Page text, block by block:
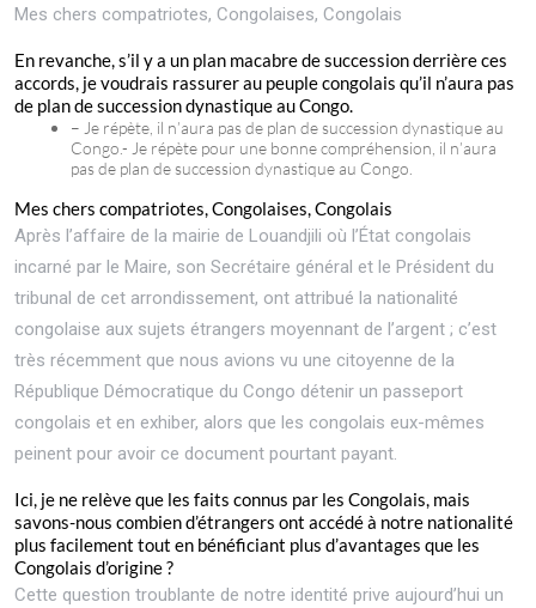
Mes chers compatriotes, Congolaises, Congolais
En revanche, s’il y a un plan macabre de succession derrière ces
accords, je voudrais rassurer au peuple congolais qu’il n’aura pas
de plan de succession dynastique au Congo.
– Je répète, il n’aura pas de plan de succession dynastique au
Congo.- Je répète pour une bonne compréhension, il n’aura
pas de plan de succession dynastique au Congo.
Mes chers compatriotes, Congolaises, Congolais
Après l’affaire de la mairie de Louandjili où l’État congolais
incarné par le Maire, son Secrétaire général et le Président du
tribunal de cet arrondissement, ont attribué la nationalité
congolaise aux sujets étrangers moyennant de l’argent ; c’est
très récemment que nous avions vu une citoyenne de la
République Démocratique du Congo détenir un passeport
congolais et en exhiber, alors que les congolais eux-mêmes
peinent pour avoir ce document pourtant payant.
Ici, je ne relève que les faits connus par les Congolais, mais
savons-nous combien d’étrangers ont accédé à notre nationalité
plus facilement tout en bénéficiant plus d’avantages que les
Congolais d’origine ?
Cette question troublante de notre identité prive aujourd’hui un